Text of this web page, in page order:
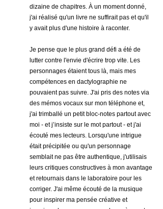
dizaine de chapitres. À un moment donné,
j'ai réalisé qu'un livre ne suffirait pas et qu'il
y avait plus d'une histoire à raconter.
Je pense que le plus grand défi a été de
lutter contre l'envie d'écrire trop vite. Les
personnages étaient tous là, mais mes
compétences en dactylographie ne
pouvaient pas suivre. J'ai pris des notes via
des mémos vocaux sur mon téléphone et,
j'ai trimballé un petit bloc-notes partout avec
moi - et j’insiste sur le mot partout - et j'ai
écouté mes lecteurs. Lorsqu'une intrigue
était précipitée ou qu'un personnage
semblait ne pas être authentique, j'utilisais
leurs critiques constructives à mon avantage
et retournais dans le laboratoire pour les
corriger. J'ai même écouté de la musique
pour inspirer ma pensée créative et